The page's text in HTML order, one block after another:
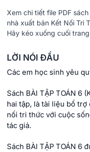
Xem chi tiết file PDF
nhà xuất bản Kết Nối Tri
Hãy kéo xuống cuối
LỜI NÓI ĐẦU
Các em học sinh yêu
Sách BÀI TẬP TOÁN 6
hai tập, là tài liệu bổ trợ
nối tri thức với cuộc
tác giả.
Sách BÀI TẬP TOÁN 6